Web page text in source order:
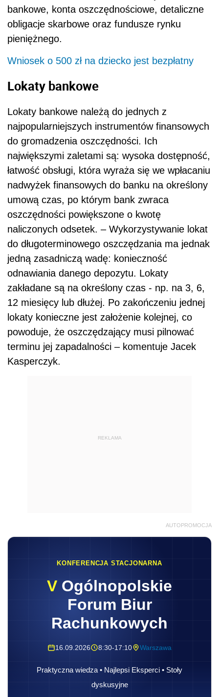
bankowe, konta oszczędnościowe, detaliczne
obligacje skarbowe oraz fundusze rynku
pieniężnego.
Wniosek o 500 zł na dziecko jest bezpłatny
Lokaty bankowe
Lokaty bankowe należą do jednych z
najpopularniejszych instrumentów finansowych
do gromadzenia oszczędności. Ich
największymi zaletami są: wysoka dostępność,
łatwość obsługi, która wyraża się we wpłacaniu
nadwyżek finansowych do banku na określony
umową czas, po którym bank zwraca
oszczędności powiększone o kwotę
naliczonych odsetek. – Wykorzystywanie lokat
do długoterminowego oszczędzania ma jednak
jedną zasadniczą wadę: konieczność
odnawiania danego depozytu. Lokaty
zakładane są na określony czas - np. na 3, 6,
12 miesięcy lub dłużej. Po zakończeniu jednej
lokaty konieczne jest założenie kolejnej, co
powoduje, że oszczędzający musi pilnować
terminu jej zapadalności – komentuje Jacek
Kasperczyk.
REKLAMA
AUTOPROMOCJA
KONFERENCJA STACJONARNA
V Ogólnopolskie
Forum Biur
Rachunkowych
16.09.2026 8:30-17:10 Warszawa
Praktyczna wiedza • Najlepsi Eksperci • Stoły
dyskusyjne